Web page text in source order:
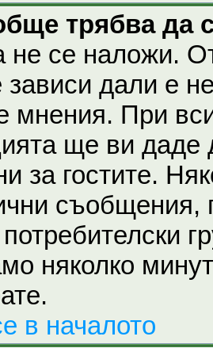
трябва да
се наложи.
дали е
мнения. При
ще ви
за гостите.
няколко
в началото